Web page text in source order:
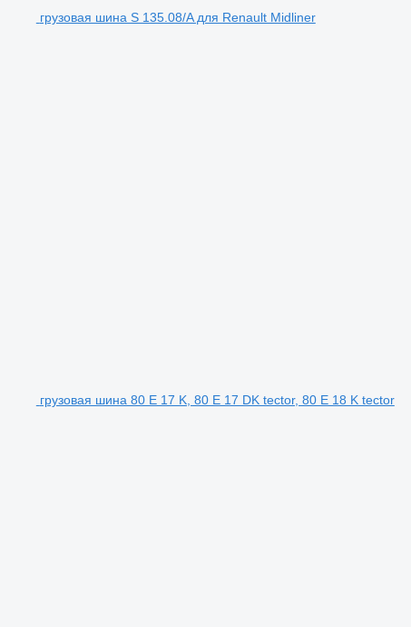
грузовая шина S 135.08/A для Renault Midliner
грузовая шина 80 E 17 K, 80 E 17 DK tector, 80 E 18 K tector